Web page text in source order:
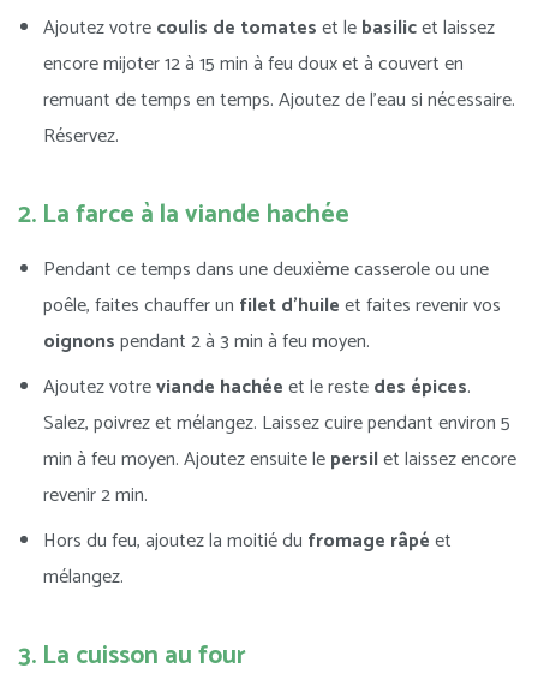
Ajoutez votrecoulis de tomateset lebasilicet laissez
encore mijoter 12 à 15 min à feu doux et à couvert en
remuant de temps en temps. Ajoutez de l’eau si nécessaire.
Réservez.
2. La farce à la viande hachée
Pendant ce temps dans une deuxième casserole ou une
poêle, faites chauffer un filet d’huileet faites revenir vos
oignonspendant 2 à 3 min à feu moyen.
Ajoutez votreviande hachéeet le restedes épices.
Salez, poivrez et mélangez. Laissez cuire pendant environ 5
min à feu moyen. Ajoutez ensuite lepersilet laissez encore
revenir 2 min.
Hors du feu, ajoutez la moitié du fromage râpéet
mélangez.
3. La cuisson au four